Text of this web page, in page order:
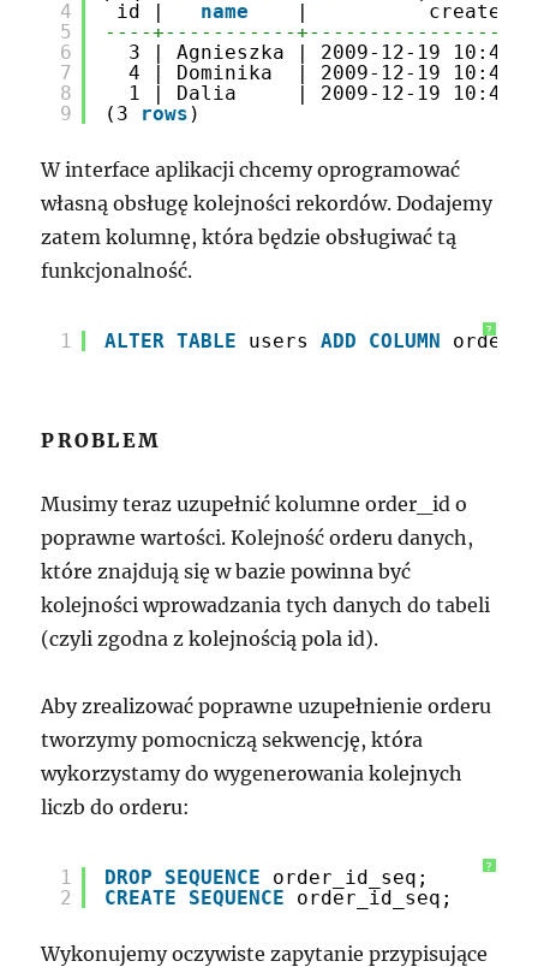
4
5
6
7
8
9
id | name
|          created
----+-----------
3 | Agnieszka | 2009-12-19
4 | Dominika  | 2009-12-19
1 | Dalia     | 2009-12-19
(3 rows )
W interface aplikacji chcemy oprogramować
własną obsługę kolejności rekordów. Dodajemy
zatem kolumnę, która będzie obsługiwać tą
funkcjonalność.
?
1 ALTER TABLE users ADD COLUMN
PROBLEM
Musimy teraz uzupełnić kolumne order_id o
poprawne wartości. Kolejność orderu danych,
które znajdują się w bazie powinna być
kolejności wprowadzania tych danych do tabeli
(czyli zgodna z kolejnością pola id).
Aby zrealizować poprawne uzupełnienie orderu
tworzymy pomocniczą sekwencję, która
wykorzystamy do wygenerowania kolejnych
liczb do orderu:
?
1
2
DROP SEQUENCE
order_id_seq;
CREATE
SEQUENCE order_id_seq;
Wykonujemy oczywiste zapytanie przypisujące